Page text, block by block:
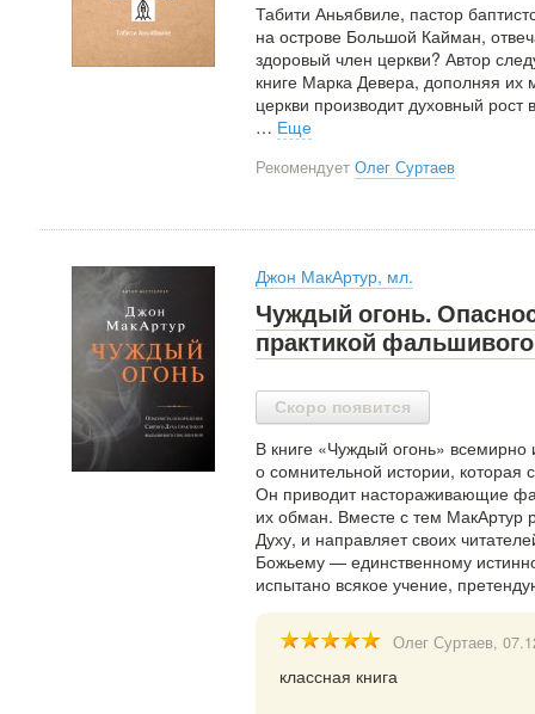
Табити Аньябвиле, пастор
на острове Большой Кайман,
здоровый член церкви? Автор
книге Марка Девера, дополняя их
церкви производит духовный
… Еще
Рекомендует Олег Суртаев
Джон МакАртур, мл.
Чуждый огонь.
практикой
Скоро появится
В книге «Чуждый огонь» всемирно
о сомнительной истории,
Он приводит настораживающие
их обман. Вместе с тем МакАртур
Духу, и направляет своих
Божьему — единственному
испытано всякое учение,
Олег Суртаев,
классная книга